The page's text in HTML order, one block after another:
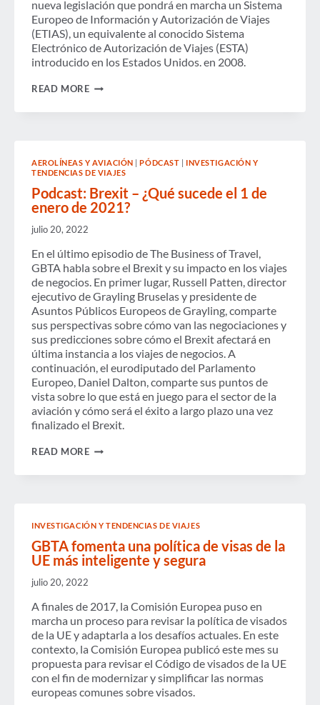
nueva legislación que pondrá en marcha un Sistema
Europeo de Información y Autorización de Viajes
(ETIAS), un equivalente al conocido Sistema
Electrónico de Autorización de Viajes (ESTA)
introducido en los Estados Unidos. en 2008.
READ MOREETIAS:
LOS
VIAJEROS
DE
NEGOCIOS
AEROLÍNEAS Y AVIACIÓN |PÓDCAST | INVESTIGACIÓN Y
TENDENCIAS DE VIAJES
Podcast: Brexit – ¿Qué sucede el 1 de
enero de 2021?
julio 20, 2022
En el último episodio de The Business of Travel,
GBTA habla sobre el Brexit y su impacto en los viajes
de negocios. En primer lugar, Russell Patten, director
ejecutivo de Grayling Bruselas y presidente de
Asuntos Públicos Europeos de Grayling, comparte
sus perspectivas sobre cómo van las negociaciones y
sus predicciones sobre cómo el Brexit afectará en
última instancia a los viajes de negocios. A
continuación, el eurodiputado del Parlamento
Europeo, Daniel Dalton, comparte sus puntos de
vista sobre lo que está en juego para el sector de la
aviación y cómo será el éxito a largo plazo una vez
finalizado el Brexit.
READ MOREPODCAST:
DE
ENERO
DE
2021?
INVESTIGACIÓN Y TENDENCIAS DE VIAJES
GBTA fomenta una política de visas de la
UE más inteligente y segura
julio 20, 2022
A finales de 2017, la Comisión Europea puso en
marcha un proceso para revisar la política de visados
de la UE y adaptarla a los desafíos actuales. En este
contexto, la Comisión Europea publicó este mes su
propuesta para revisar el Código de visados de la UE
con el fin de modernizar y simplificar las normas
europeas comunes sobre visados.